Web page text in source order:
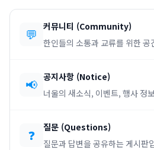
💬 커뮤니티 (Community)
한인들의 소통과 교류를 위한
📢 공지사항 (Notice)
너울의 새소식, 이벤트, 행사 정
❓ 질문 (Questions)
질문과 답변을 공유하는 게시판